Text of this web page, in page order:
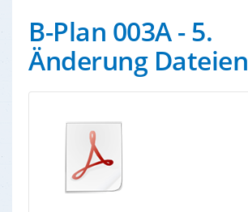
B-Plan 003A - 5.
Änderung Dateien